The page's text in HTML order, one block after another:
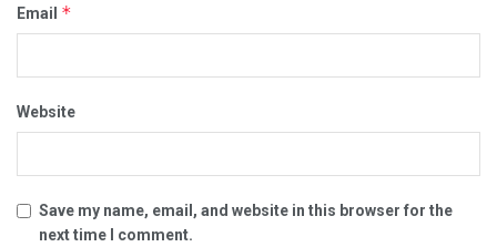
Email *
Website
Save my name, email, and website in this browser for the
next time I comment.